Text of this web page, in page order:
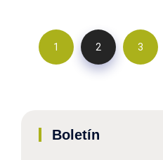
1 2 3
Boletín